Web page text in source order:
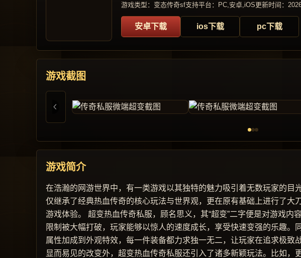
游戏类型：变态传奇sf支持平台：PC,安卓,iOS更新时间：
安卓下载 ios下载 pc下载
游戏截图
游戏简介
在浩瀚的网游世界中，有一类游戏以其独特的魅力吸引着无数玩家的目
仅继承了经典热血传奇的核心玩法与世界观，更在原有基础上进行了大
游戏体验。 超变热血传奇私服，顾名思义，其“超变”二字便是对游戏内
限制被大幅打破，玩家能够以惊人的速度成长，享受快速变强的乐趣。
属性加成到外观特效，每一件装备都力求独一无二，让玩家在追求极致
显而易见的改变外，超变热血传奇私服还引入了诸多新颖玩法。比如，